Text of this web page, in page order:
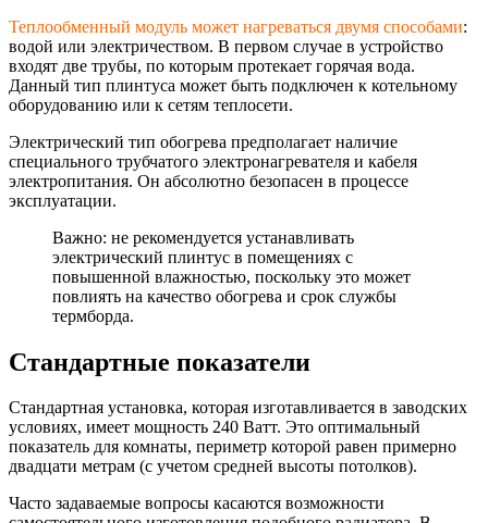
Теплообменный модуль может нагреваться двумя способами:
водой или электричеством. В первом случае в устройство
входят две трубы, по которым протекает горячая вода.
Данный тип плинтуса может быть подключен к котельному
оборудованию или к сетям теплосети.
Электрический тип обогрева предполагает наличие
специального трубчатого электронагревателя и кабеля
электропитания. Он абсолютно безопасен в процессе
эксплуатации.
Важно: не рекомендуется устанавливать
электрический плинтус в помещениях с
повышенной влажностью, поскольку это может
повлиять на качество обогрева и срок службы
термборда.
Стандартные показатели
Стандартная установка, которая изготавливается в заводских
условиях, имеет мощность 240 Ватт. Это оптимальный
показатель для комнаты, периметр которой равен примерно
двадцати метрам (с учетом средней высоты потолков).
Часто задаваемые вопросы касаются возможности